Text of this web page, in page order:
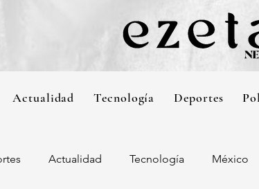
Actualidad Tecnología Deportes
Actualidad Tecnología México